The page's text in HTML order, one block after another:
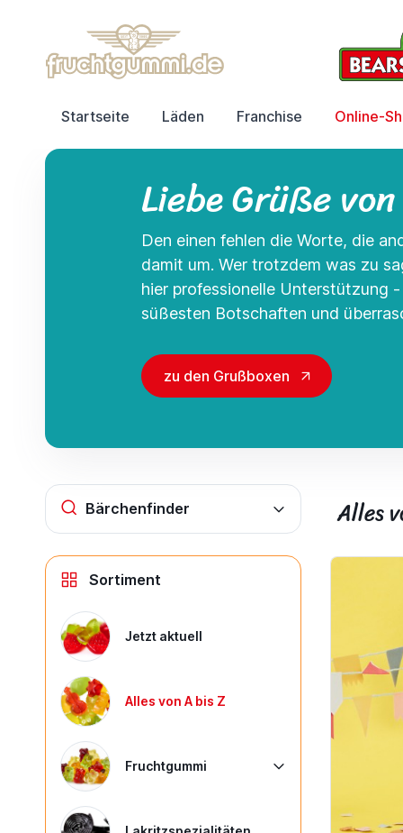
Startseite Läden Franchise Online-
Liebe Grüße
Den einen fehlen die Worte, die
damit um. Wer trotzdem was zu
hier professionelle Unterstützung
süßesten Botschaften und
zu den Grußboxen
Bärchenfinder
Sortiment
Jetzt aktuell
Alles von A bis Z
Fruchtgummi
Alles